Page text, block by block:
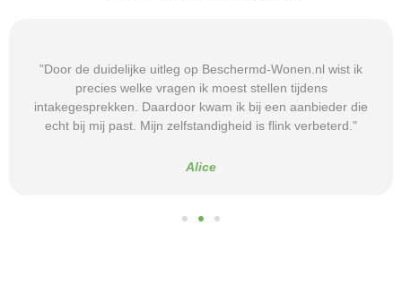
"Door de duidelijke uitleg op Beschermd-Wonen.nl wist ik
precies welke vragen ik moest stellen tijdens
intakegesprekken. Daardoor kwam ik bij een aanbieder die
echt bij mij past. Mijn zelfstandigheid is flink verbeterd."
Alice